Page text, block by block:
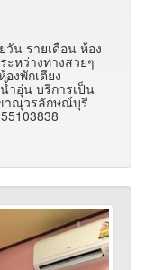
วัน รายเดือน ห้อง
หว่างทางสวยๆ
งพักเตียง
น้ำอุ่นบริการเป็น
าณุวรลักษณ์บุรี